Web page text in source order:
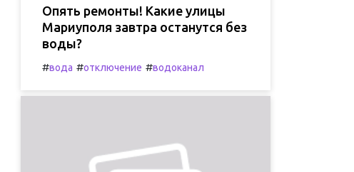
Опять ремонты! Какие улицы
Мариуполя завтра останутся без
воды?
#вода #отключение #водоканал